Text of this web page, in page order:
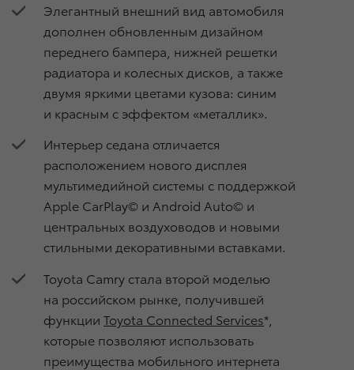
Элегантный внешний вид автомобиля
дополнен обновленным дизайном
переднего бампера, нижней решетки
радиатора и колесных дисков, а также
двумя яркими цветами кузова: синим
и красным с эффектом «металлик».
Интерьер седана отличается
расположением нового дисплея
мультимедийной системы с поддержкой
Apple CarPlay© и Android Auto© и
центральных воздуховодов и новыми
стильными декоративными вставками.
Toyota Camry стала второй моделью
на российском рынке, получившей
функции Toyota Connected Services*,
которые позволяют использовать
преимущества мобильного интернета